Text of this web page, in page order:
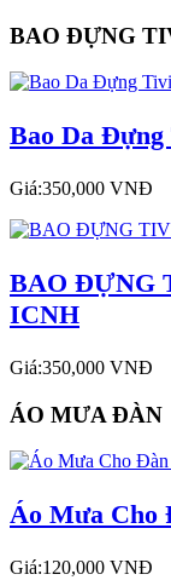
BAO ĐỰNG
Bao Da
Giá:350,000 VNĐ
BAO ĐỰNG
ICNH
Giá:350,000 VNĐ
ÁO MƯA ĐÀN
Áo Mưa Cho
Giá:120,000 VNĐ